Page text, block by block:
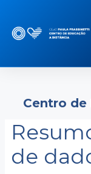
Centro de
de